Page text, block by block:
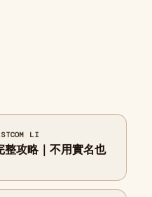
LI
攻略｜不用實名也